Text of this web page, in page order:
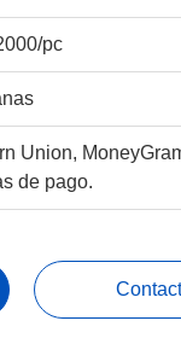
pc
Union,
de pago.